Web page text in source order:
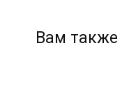
Вам также